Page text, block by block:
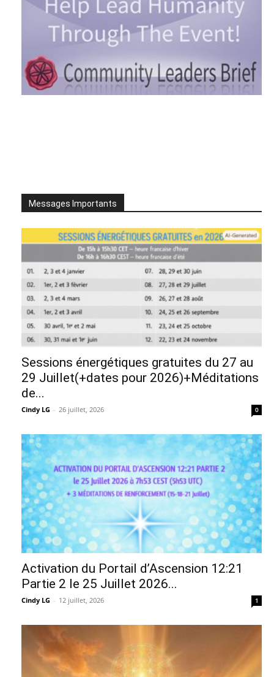
Messages Importants
Sessions énergétiques gratuites du 27 au
29 Juillet(+dates pour 2026)+Méditations
de...
Cindy LG - 26 juillet, 2026 0
Activation du Portail d’Ascension 12:21
Partie 2 le 25 Juillet 2026...
Cindy LG - 12 juillet, 2026 1